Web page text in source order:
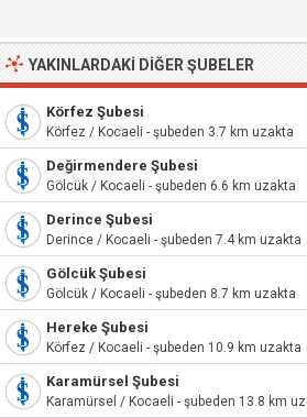
YAKINLARDAKI DIĞER ŞUBELER
Körfez Şubesi
Körfez / Kocaeli - şubeden 3.7 km uzakta
Değirmendere Şubesi
Gölcük / Kocaeli - şubeden 6.6 km uzakta
Derince Şubesi
Derince / Kocaeli - şubeden 7.4 km uzakta
Gölcük Şubesi
Gölcük / Kocaeli - şubeden 8.7 km uzakta
Hereke Şubesi
Körfez / Kocaeli - şubeden 10.9 km uzakta
Karamürsel Şubesi
Karamürsel / Kocaeli - şubeden 13.8 km